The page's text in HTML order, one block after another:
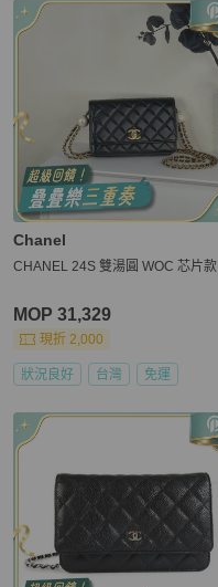
Chanel
CHANEL 24S 雙湯圓 WOC 芯片款
MOP 31,329
現折 2,000
狀況良好 台灣 免運